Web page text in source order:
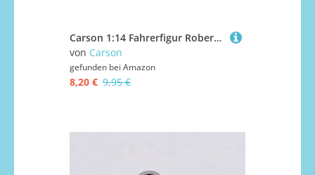
Carson 1:14 Fahrerfigur Robert, Zubehör, LKW Zubehör, Fahrerfigur, Modellzubehör, Modellbau, 500907186
von Carson
gefunden bei Amazon
8,20 € 9,95 €